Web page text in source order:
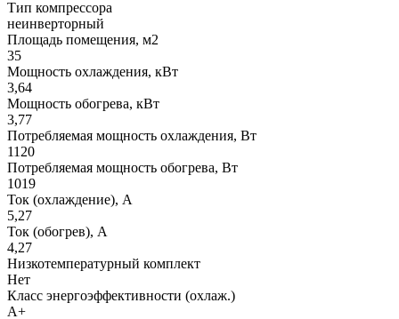
Тип компрессора
неинверторный
Площадь помещения, м2
35
Мощность охлаждения, кВт
3,64
Мощность обогрева, кВт
3,77
Потребляемая мощность охлаждения, Вт
1120
Потребляемая мощность обогрева, Вт
1019
Ток (охлаждение), А
5,27
Ток (обогрев), А
4,27
Низкотемпературный комплект
Нет
Класс энергоэффективности (охлаж.)
A+